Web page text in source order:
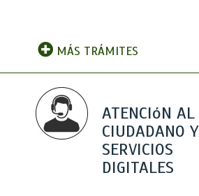
MÁS TRÁMITES
ATENCIóN AL
CIUDADANO Y
SERVICIOS
DIGITALES